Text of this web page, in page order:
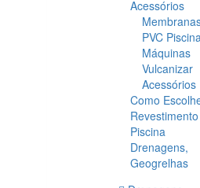
Acessórios
PVC
Máquinas
Vulcanizar
Acessórios
Como
Piscina
Drenagens,
Geogrelhas